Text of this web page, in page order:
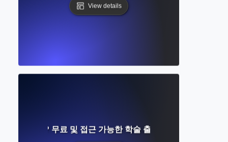
View details
무엇인가? 무료 및 접근 가능한 학술 출판에 대한 완벽한 가